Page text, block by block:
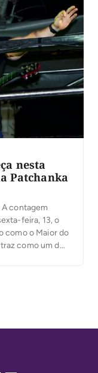
nesta
Patchanka
contagem
feira, 13, o
como o Maior do
como um dos